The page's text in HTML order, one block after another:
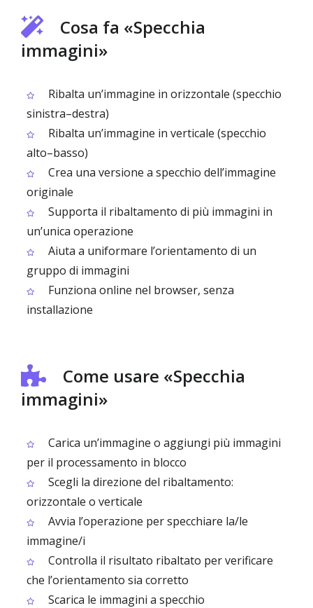
Cosa fa «Specchia
immagini»
Ribalta un’immagine in orizzontale (specchio
sinistra–destra)
Ribalta un’immagine in verticale (specchio
alto–basso)
Crea una versione a specchio dell’immagine
originale
Supporta il ribaltamento di più immagini in
un’unica operazione
Aiuta a uniformare l’orientamento di un
gruppo di immagini
Funziona online nel browser, senza
installazione
Come usare «Specchia
immagini»
Carica un’immagine o aggiungi più immagini
per il processamento in blocco
Scegli la direzione del ribaltamento:
orizzontale o verticale
Avvia l’operazione per specchiare la/le
immagine/i
Controlla il risultato ribaltato per verificare
che l’orientamento sia corretto
Scarica le immagini a specchio